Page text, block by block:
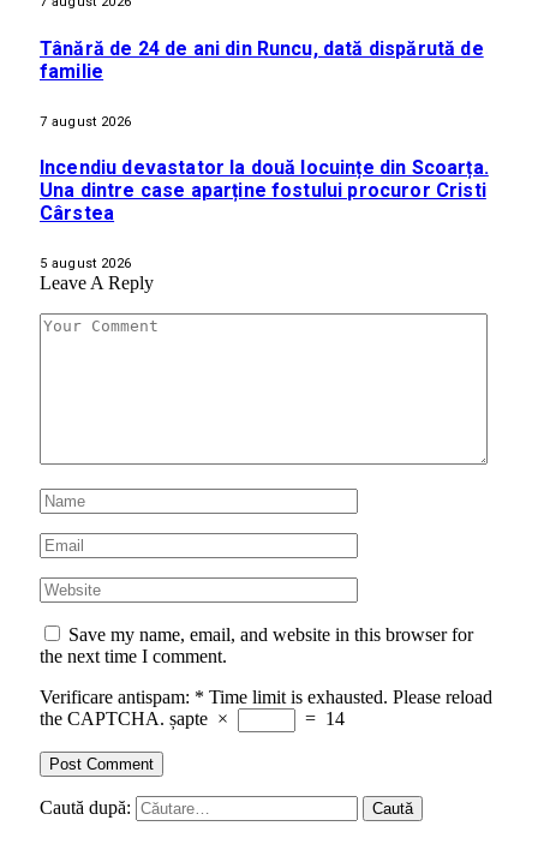
Tânără de 24 de ani din Runcu, dată dispărută de
familie
7 august 2026
Incendiu devastator la două locuințe din Scoarța.
Una dintre case aparține fostului procuror Cristi
Cârstea
5 august 2026
Leave A Reply
Save my name, email, and website in this browser for
the next time I comment.
Verificare antispam: * Time limit is exhausted. Please reload
the CAPTCHA. șapte × = 14
Caută după: